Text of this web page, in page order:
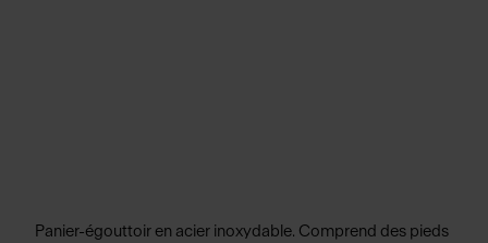
Panier-égouttoir en acier inoxydable. Comprend des pieds